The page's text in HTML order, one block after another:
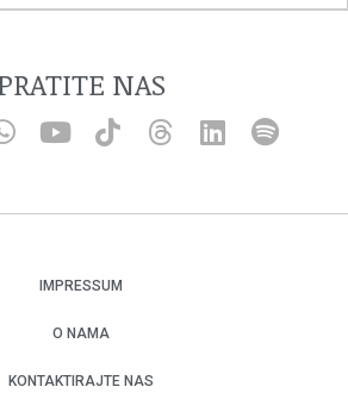
NAS
IMPRESSUM
O NAMA
KONTAKTIRAJTE NAS